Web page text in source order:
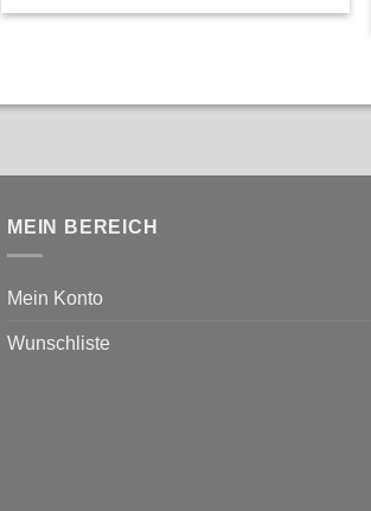
MEIN BEREICH
Mein Konto
Wunschliste